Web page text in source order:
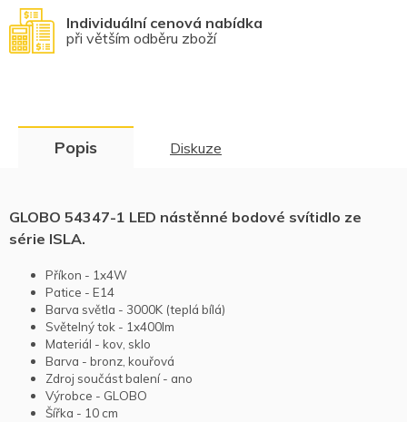
Individuální cenová nabídka
při větším odběru zboží
Popis Diskuze
GLOBO 54347-1 LED nástěnné bodové svítidlo ze
série ISLA.
Příkon - 1x4W
Patice - E14
Barva světla - 3000K (teplá bílá)
Světelný tok - 1x400lm
Materiál - kov, sklo
Barva - bronz, kouřová
Zdroj součást balení - ano
Výrobce - GLOBO
Šířka - 10 cm